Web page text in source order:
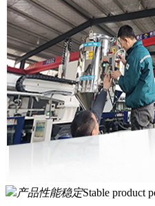
产品性能稳定Stable product